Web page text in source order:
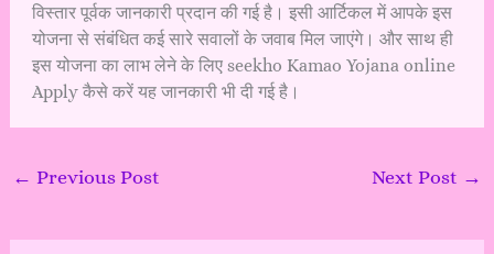
विस्तार पूर्वक जानकारी प्रदान की गई है। इसी आर्टिकल में आपके इस
योजना से संबंधित कई सारे सवालों के जवाब मिल जाएंगे। और साथ ही
इस योजना का लाभ लेने के लिए seekho Kamao Yojana online
Apply कैसे करें यह जानकारी भी दी गई है।
← Previous Post Next Post →